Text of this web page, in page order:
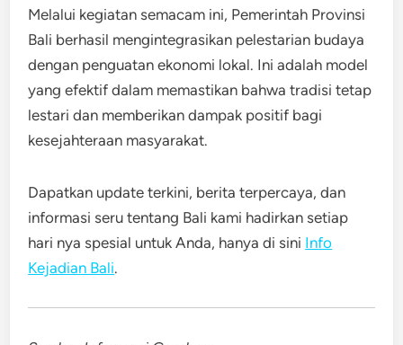
Melalui kegiatan semacam ini, Pemerintah Provinsi
Bali berhasil mengintegrasikan pelestarian budaya
dengan penguatan ekonomi lokal. Ini adalah model
yang efektif dalam memastikan bahwa tradisi tetap
lestari dan memberikan dampak positif bagi
kesejahteraan masyarakat.
Dapatkan update terkini, berita terpercaya, dan
informasi seru tentang Bali kami hadirkan setiap
hari nya spesial untuk Anda, hanya di sini Info
Kejadian Bali.